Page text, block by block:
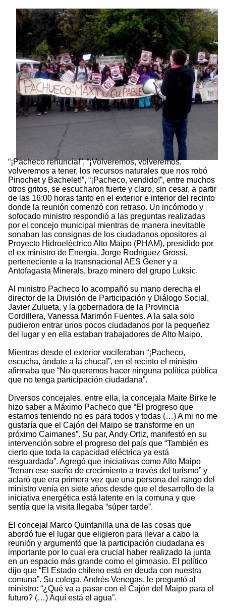
“¡Pacheco renuncia!”, “¡Volveremos, volveremos,
volveremos a tener, los recursos naturales que nos robó
Pinochet y Bachelet!”, “¡Pacheco, vendido!”, entre muchos
otros gritos, se escucharon fuerte y claro, sin cesar, a partir
de las 16:00 horas tanto en el exterior e interior del recinto
donde la reunión comenzó con retraso. Un incómodo y
sofocado ministro respondió a las preguntas realizadas
por el concejo municipal mientras de manera inevitable
sonaban las consignas de los ciudadanos opositores al
Proyecto Hidroeléctrico Alto Maipo (PHAM), presidido por
el ex ministro de Energía, Jorge Rodríguez Grossi,
perteneciente a la transnacional AES Gener y a
Antofagasta Minerals, brazo minero del grupo Luksic.
Al ministro Pacheco lo acompañó su mano derecha el
director de la División de Participación y Diálogo Social,
Javier Zulueta, y la gobernadora de la Provincia
Cordillera, Vanessa Marimón Fuentes. A la sala solo
pudieron entrar unos pocos ciudadanos por la pequeñez
del lugar y en ella estaban trabajadores de Alto Maipo.
Mientras desde el exterior vociferaban “¡Pacheco,
escucha, ándate a la chuca!”, en el recinto el ministro
afirmaba que “No queremos hacer ninguna política pública
que no tenga participación ciudadana”.
Diversos concejales, entre ella, la concejala Maite Birke le
hizo saber a Máximo Pacheco que “El progreso que
estamos teniendo no es para todos y todas (…) A mi no me
gustaría que el Cajón del Maipo se transforme en un
próximo Caimanes”. Su par, Andy Ortiz, manifestó en su
intervención sobre el progreso del país que “También es
cierto que toda la capacidad eléctrica ya está
resguardada”. Agregó que iniciativas como Alto Maipo
“frenan ese sueño de crecimiento a través del turismo” y
aclaró que era primera vez que una persona del rango del
ministro venía en siete años desde que el desarrollo de la
iniciativa energética está latente en la comuna y que
sentía que la visita llegaba “súper tarde”.
El concejal Marco Quintanilla una de las cosas que
abordó fue el lugar que eligieron para llevar a cabo la
reunión y argumentó que la participación ciudadana es
importante por lo cual era crucial haber realizado la junta
en un espacio más grande como el gimnasio. El político
dijo que “El Estado chileno está en deuda con nuestra
comuna”. Su colega, Andrés Venegas, le preguntó al
ministro: “¿Qué va a pasar con el Cajón del Maipo para el
futuro? (…) Aquí está el agua”.